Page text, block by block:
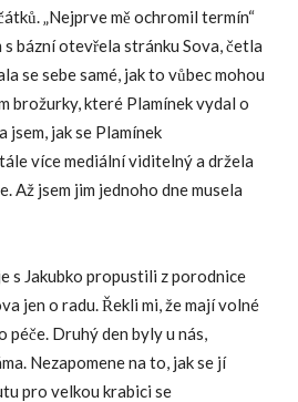
„Nejprve mě ochromil termín“
s bázní otevřela stránku Sova, četla
se sebe samé, jak to vůbec mohou
brožurky, které Plamínek vydal o
jak se Plamínek
více mediální viditelný a držela
Až jsem jim jednoho dne musela
s Jakubko propustili z porodnice
jen o radu. Řekli mi, že mají volné
péče. Druhý den byly u nás,
Nezapomene na to, jak se jí
pro velkou krabici se